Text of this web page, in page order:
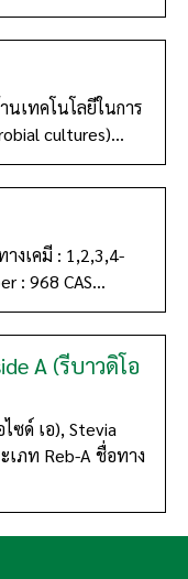
เทคโนโลยีในการ
cultures)...
งเคมี : 1,2,3,4-
: 968 CAS...
A (รีบาวดิโอ
ซด์ เอ), Stevia
ภท Reb-A ชื่อทาง